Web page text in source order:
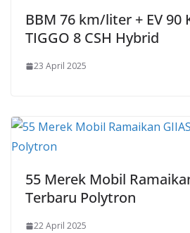
BBM 76 km/liter + EV 90
TIGGO 8 CSH Hybrid
23 April 2025
55 Merek Mobil
Terbaru Polytron
22 April 2025